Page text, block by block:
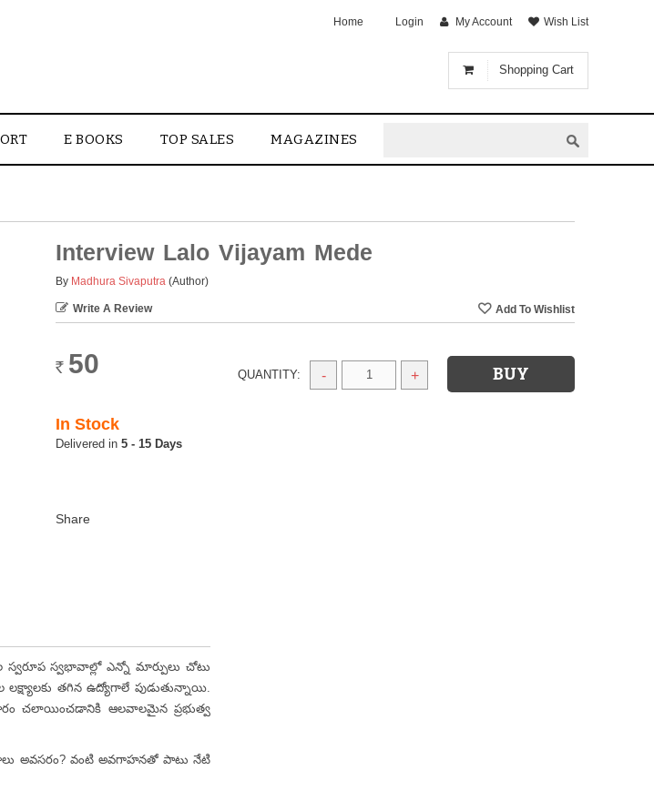
Shopping Cart
Home Login My Account Wish List
E BOOKS TOP SALES MAGAZINES
Interview Lalo Vijayam Mede
By Madhura Sivaputra (Author)
Write A Review
Rs. 50 QUANTITY: - +
In Stock
5 - 15 Days
స్వభావాల్లో ఎన్నో మార్పులు చోటు
తగిన ఉద్యోగాలే పుడుతున్నాయి.
చలాయించడానికి ఆలవాలమైన ప్రభుత్వ
అవసరం? వంటి అవగాహనతో పాటు నేటి